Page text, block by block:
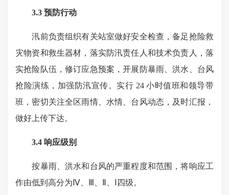
3.3 预防行动
汛前负责组织有关站室做好安全检查，备足抢险救
灾物资和救生器材，落实防汛责任人和技术负责人，落
实抢险队伍，修订应急预案，开展防暴雨、洪水、台风
抢险演练，加强防汛宣传。实行 24 小时值班和领导带
班，密切关注全区雨情、水情、台风动态，及时汇报，
做好上传下达。
3.4 响应级别
按暴雨、洪水和台风的严重程度和范围，将响应工
作由低到高分为Ⅳ、Ⅲ、Ⅱ、Ⅰ四级。